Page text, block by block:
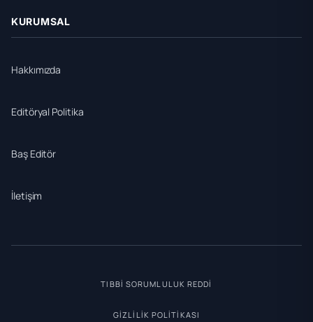
KURUMSAL
Hakkımızda
Editöryal Politika
Baş Editör
İletişim
TIBBI SORUMLULUK REDDI
GIZLILIK POLITIKASI